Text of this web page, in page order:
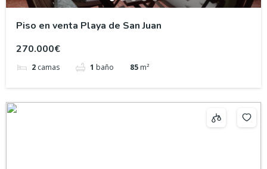
Piso en venta Playa de San Juan
270.000€
2 camas 1 baño 85 m²